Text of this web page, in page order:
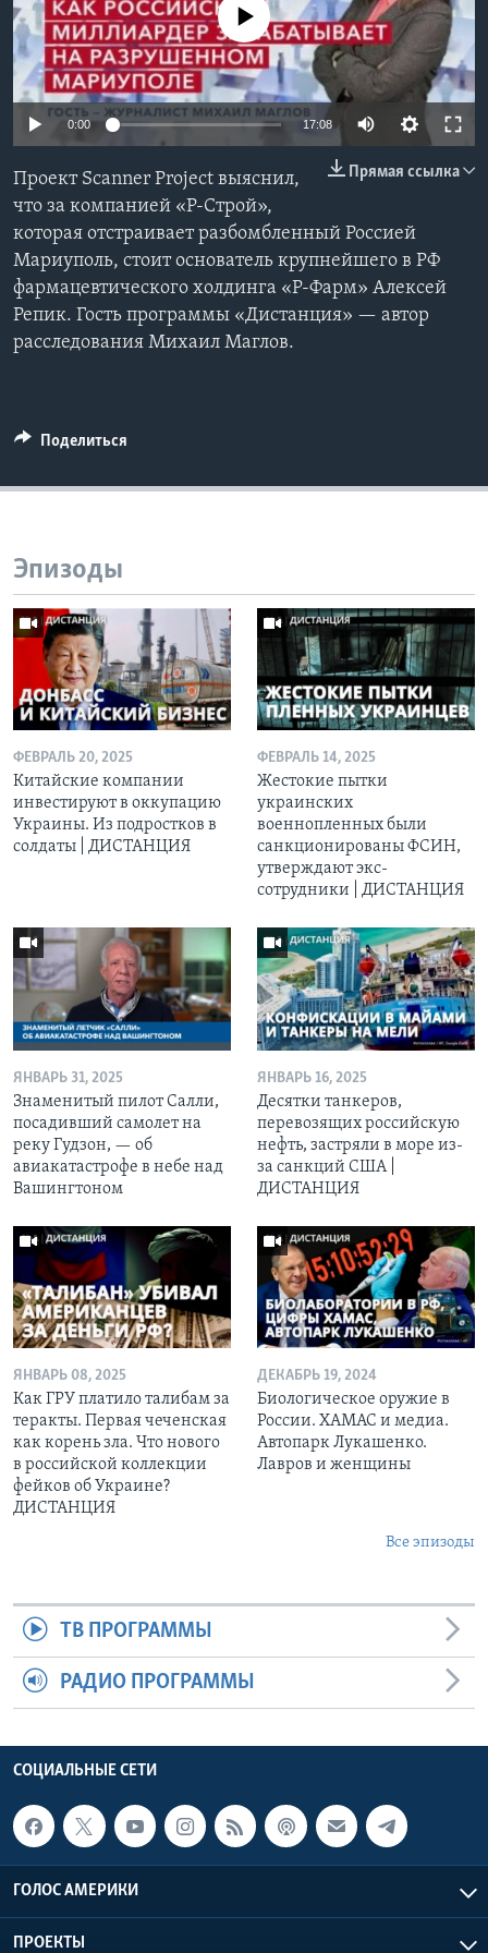
Learning English
СОЦИАЛЬНЫЕ СЕТИ
Языки
No media source currently available
0:00 17:08
Прямая ссылка
Проект Scanner Project выяснил,
что за компанией «Р-Строй»,
которая отстраивает разбомбленный Россией
Мариуполь, стоит основатель крупнейшего в РФ
фармацевтического холдинга «Р-Фарм» Алексей
Репик. Гость программы «Дистанция» — автор
расследования Михаил Маглов.
Поделиться
Эпизоды
ФЕВРАЛЬ 20, 2025
Китайские компании
инвестируют в оккупацию
Украины. Из подростков в
солдаты | ДИСТАНЦИЯ
ФЕВРАЛЬ 14, 2025
Жестокие пытки
украинских
военнопленных были
санкционированы ФСИН,
утверждают экс-
сотрудники | ДИСТАНЦИЯ
ЯНВАРЬ 31, 2025
Знаменитый пилот Салли,
посадивший самолет на
реку Гудзон, — об
авиакатастрофе в небе над
Вашингтоном
ЯНВАРЬ 16, 2025
Десятки танкеров,
перевозящих российскую
нефть, застряли в море из-
за санкций США |
ДИСТАНЦИЯ
ЯНВАРЬ 08, 2025
Как ГРУ платило талибам за
теракты. Первая чеченская
как корень зла. Что нового
в российской коллекции
фейков об Украине?
ДИСТАНЦИЯ
ДЕКАБРЬ 19, 2024
Биологическое оружие в
России. ХАМАС и медиа.
Автопарк Лукашенко.
Лавров и женщины
Все эпизоды
ТВ ПРОГРАММЫ
РАДИО ПРОГРАММЫ
СОЦИАЛЬНЫЕ СЕТИ
ГОЛОС АМЕРИКИ
ПРОЕКТЫ